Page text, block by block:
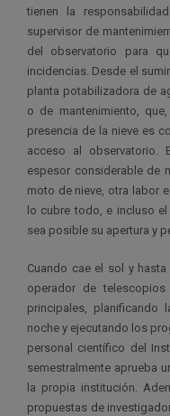
tienen la
supervisor de
del observatorio para
incidencias. Desde el
planta potabilizadora de
o de mantenimiento,
presencia de la nieve es
acceso al observatorio.
espesor considerable de
moto de nieve, otra labor
lo cubre todo, e incluso
sea posible su apertura y
Cuando cae el sol y
operador de
principales, planificando
noche y ejecutando los
personal científico del
semestralmente aprueba
la propia institución.
propuestas de